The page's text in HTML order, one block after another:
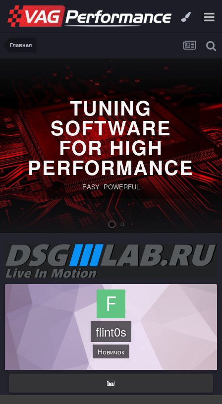
Главная
TUNING
SOFTWARE
FOR HIGH
PERFORMANCE
EASY POWERFUL
flint0s
Новичок